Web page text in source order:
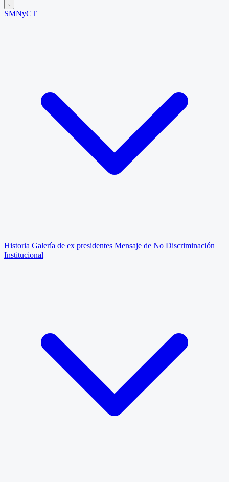
SMNyCT
Historia Galería de ex presidentes Mensaje de No Discriminación
Institucional